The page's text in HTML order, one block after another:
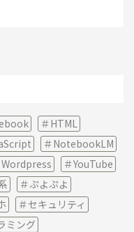
HTML
NotebookLM
Wordpress
YouTube
ぷよぷよ
セキュリティ
ミング